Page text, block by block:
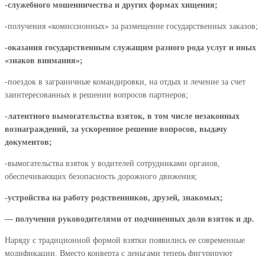
-служебного мошенничества и других формах хищения;
-получения «комиссионных» за размещение государственных заказов;
-оказания государственным служащим разного рода услуг и иных
«знаков внимания»;
-поездок в заграничные командировки, на отдых и лечение за счет
заинтересованных в решении вопросов партнеров;
-латентного вымогательства взяток, в том числе незаконных
вознаграждений, за ускоренное решение вопросов, выдачу
документов;
-вымогательства взяток у водителей сотрудниками органов,
обеспечивающих безопасность дорожного движения;
-устройства на работу родственников, друзей, знакомых;
— получения руководителями от подчиненных доли взяток и др.
Наряду с традиционной формой взятки появились ее современные
модификации. Вместо конверта с деньгами теперь фигурируют